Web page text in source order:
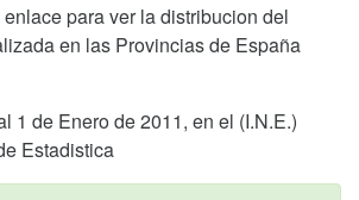
para ver la distribucion del
en las Provincias de España
1 de Enero de 2011, en el (I.N.E.)
Estadistica